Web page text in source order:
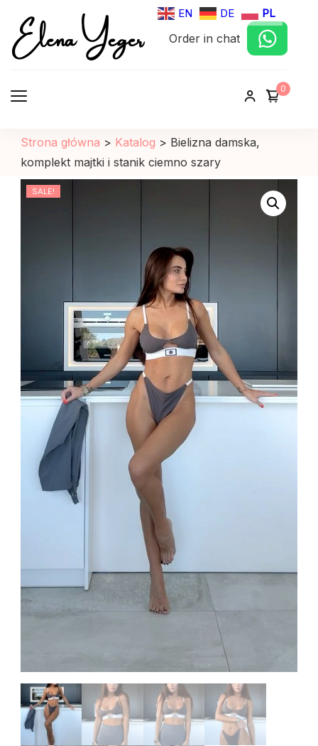
EN DE PL
Elena Yeger
Sklep internetowy odziez damska
Order in chat
0
Strona główna > Katalog > Bielizna damska,
komplekt majtki i stanik ciemno szary
SALE!